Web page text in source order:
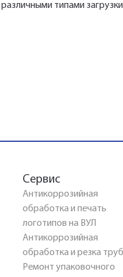
типами
Сервис
Антикоррозийная
обработка и печать
логотипов на ВУЛ
Антикоррозийная
обработка и резка
Ремонт упаковочного